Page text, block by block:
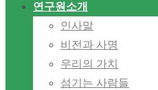
연구원소개
인사말
비전과 사명
우리의 가치
섬기는 사람들